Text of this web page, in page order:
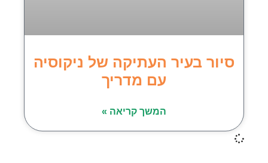
סיור בעיר העתיקה של ניקוסיה
עם מדריך
המשך קריאה »